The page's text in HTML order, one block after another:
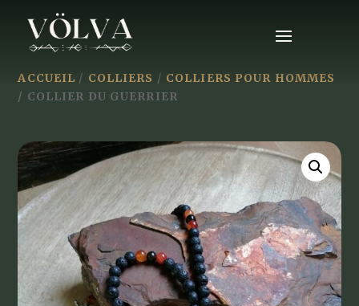
ACCUEIL / COLLIERS / COLLIERS POUR HOMMES
/ COLLIER DU GUERRIER